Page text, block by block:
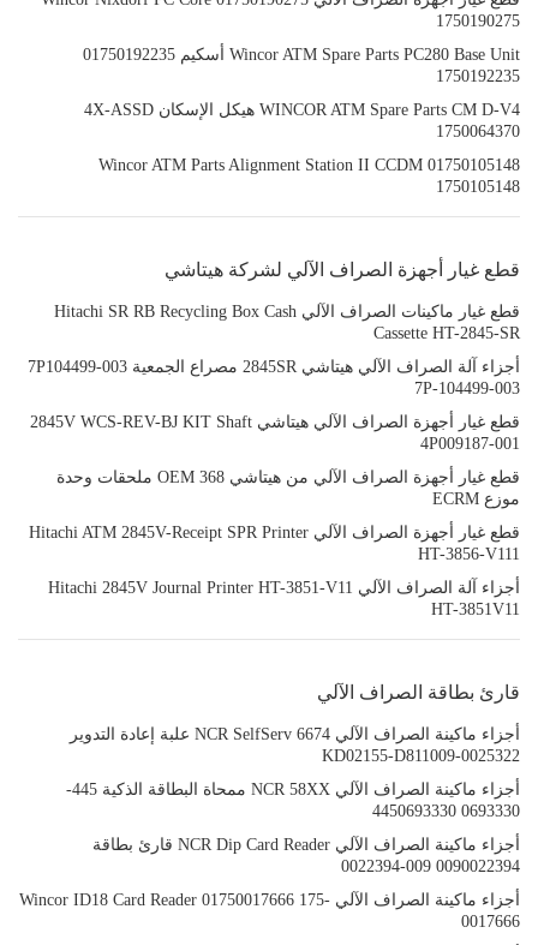
1750190275
Wincor ATM Spare Parts PC280 Base Unit أسكيم 01750192235
1750192235
WINCOR ATM Spare Parts CM D-V4 هيكل الإسكان 4X-ASSD
1750064370
Wincor ATM Parts Alignment Station II CCDM 01750105148
1750105148
قطع غيار أجهزة الصراف الآلي لشركة هيتاشي
قطع غيار ماكينات الصراف الآلي Hitachi SR RB Recycling Box Cash
Cassette HT-2845-SR
أجزاء آلة الصراف الآلي هيتاشي 2845SR مصراع الجمعية 7P104499-003
7P-104499-003
قطع غيار أجهزة الصراف الآلي هيتاشي 2845V WCS-REV-BJ KIT Shaft
4P009187-001
قطع غيار أجهزة الصراف الآلي من هيتاشي OEM 368 ملحقات وحدة
موزع ECRM
قطع غيار أجهزة الصراف الآلي Hitachi ATM 2845V-Receipt SPR Printer
HT-3856-V111
أجزاء آلة الصراف الآلي Hitachi 2845V Journal Printer HT-3851-V11
HT-3851V11
قارئ بطاقة الصراف الآلي
أجزاء ماكينة الصراف الآلي NCR SelfServ 6674 علبة إعادة التدوير
KD02155-D811009-0025322
أجزاء ماكينة الصراف الآلي NCR 58XX ممحاة البطاقة الذكية 445-
0693330 4450693330
أجزاء ماكينة الصراف الآلي NCR Dip Card Reader قارئ بطاقة
0090022394 009-0022394
أجزاء ماكينة الصراف الآلي Wincor ID18 Card Reader 01750017666 175-
0017666